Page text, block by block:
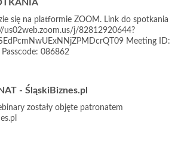
się na platformie ZOOM. Link do spotkania
us02web.zoom.us/j/82812920644?
Meeting ID:
086862
- ŚląskiBiznes.pl
zostały objęte patronatem